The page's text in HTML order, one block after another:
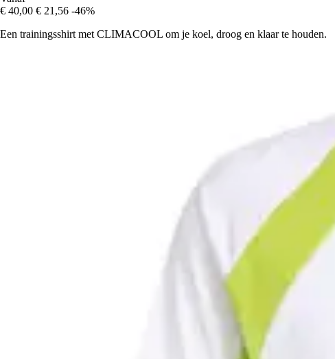
€ 40,00 € 21,56 -46%
Een trainingsshirt met CLIMACOOL om je koel, droog en klaar te houden.